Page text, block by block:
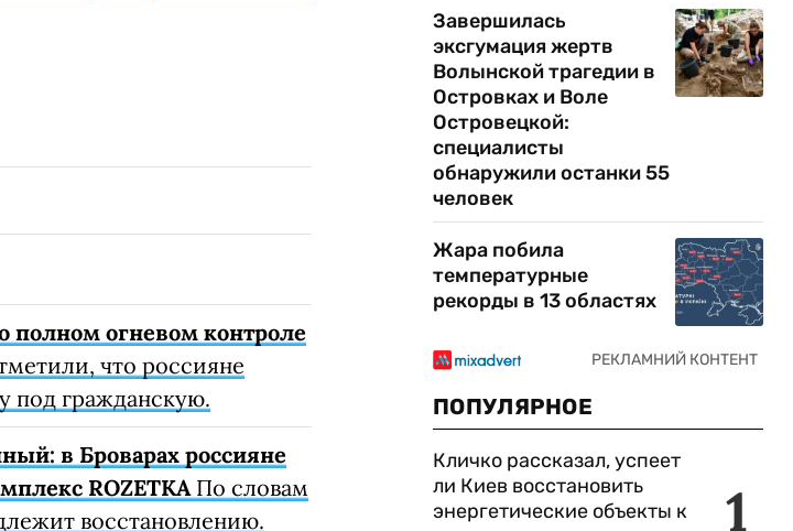
полном огневом контроле
что россияне
под гражданскую.
в Броварах россияне
ROZETKAПо словам
восстановлению.
Завершилась
эксгумация жертв
Волынской трагедии в
Островках и Воле
Островецкой:
специалисты
обнаружили останки 55
человек
Жара побила
температурные
рекорды в 13 областях
ПОПУЛЯРНОЕ
1
Кличко рассказал, успеет
ли Киев восстановить
энергетические объекты к